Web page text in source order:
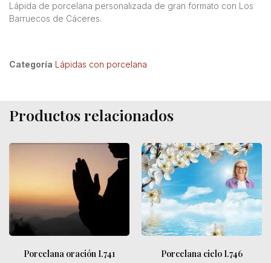
Lápida de porcelana personalizada de gran formato con Los
Barruecos de Cáceres.
Categoría Lápidas con porcelana
Productos relacionados
Porcelana oración I.741 Porcelana cielo I.746